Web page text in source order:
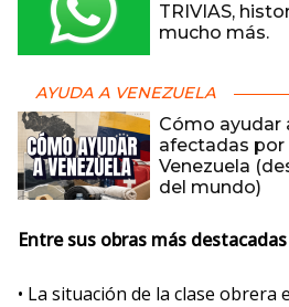
TRIVIAS,
mucho más.
AYUDA A VENEZUELA
Cómo ayudar
afectadas
Venezuela
del mundo)
Entre sus obras más
• La situación de la clase obrera